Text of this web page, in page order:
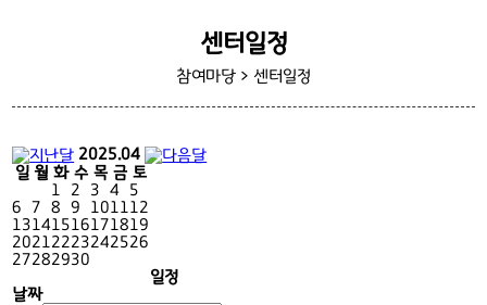
센터일정
참여마당 > 센터일정
2025.04
일 월 화 수 목 금 토
1
2 3 4
5
6
7 8 9 101112
13141516171819
20212223242526
27282930
일정
날짜